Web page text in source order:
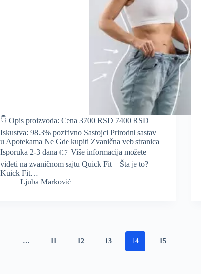
👇 Opis proizvoda: Cena 3700 RSD 7400 RSD
Iskustva: 98.3% pozitivno Sastojci Prirodni sastav
u Apotekama Ne Gde kupiti Zvanična veb stranica
Isporuka 2-3 dana 👉 Više informacija možete
videti na zvaničnom sajtu Quick Fit – Šta je to?
Kuick Fit…
Ljuba Marković
… 11 12 13 14 15